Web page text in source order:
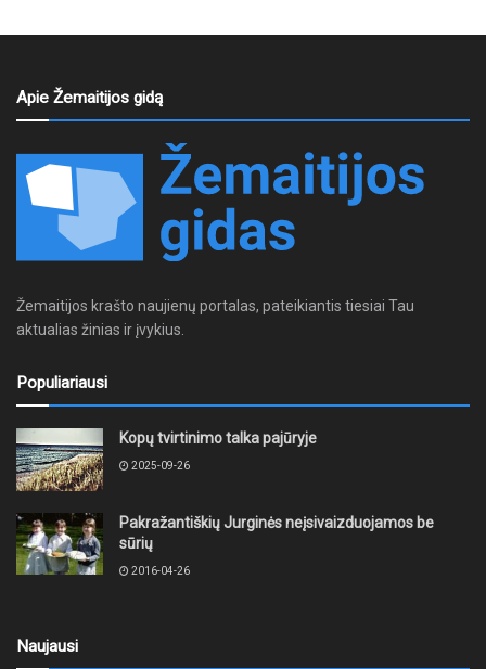
Apie Žemaitijos gidą
Žemaitijos krašto naujienų portalas, pateikiantis tiesiai Tau
aktualias žinias ir įvykius.
Populiariausi
Kopų tvirtinimo talka pajūryje
2025-09-26
Pakražantiškių Jurginės neįsivaizduojamos be
sūrių
2016-04-26
Naujausi